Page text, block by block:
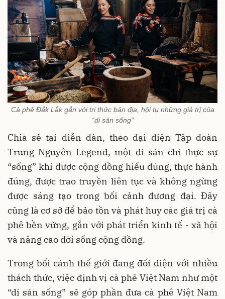
Cà phê Đắk Lắk gắn với tri thức bản địa, hội tụ những giá trị của
“di sản sống”
Chia sẻ tại diễn đàn, theo đại diện Tập đoàn
Trung Nguyên Legend, một di sản chỉ thực sự
“sống” khi được cộng đồng hiểu đúng, thực hành
đúng, được trao truyền liên tục và không ngừng
được sáng tạo trong bối cảnh đương đại. Đây
cũng là cơ sở để bảo tồn và phát huy các giá trị cà
phê bền vững, gắn với phát triển kinh tế - xã hội
và nâng cao đời sống cộng đồng.
Trong bối cảnh thế giới đang đối diện với nhiều
thách thức, việc định vị cà phê Việt Nam như một
“di sản sống” sẽ góp phần đưa cà phê Việt Nam